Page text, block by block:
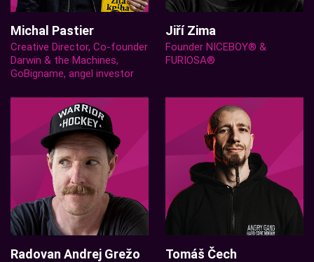
Michal Pastier
Creative Director, Co-founder
Darwin & the Machines,
GoBigname, angel investor
Jiří Zima
Founder NICEBOY® &
FURIOSA®
Radovan Andrej Grežo Tomáš Čech